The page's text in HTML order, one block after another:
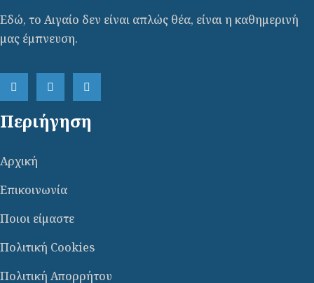
Εδώ, το Αιγαίο δεν είναι απλώς θέα, είναι η καθημερινή
μας έμπνευση.
Περιήγηση
Αρχική
Επικοινωνία
Ποιοι είμαστε
Πολιτική Cookies
Πολιτική Απορρήτου